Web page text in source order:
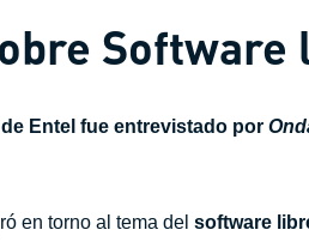
Software
Entel fue entrevistado por O
en torno al tema del software